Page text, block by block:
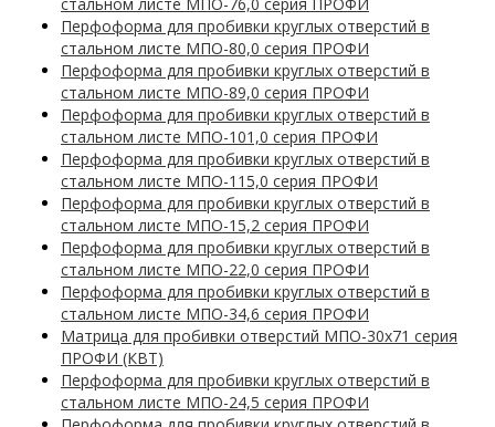
Перфоформа для пробивки круглых отверстий в
стальном листе МПО-80,0 серия ПРОФИ
Перфоформа для пробивки круглых отверстий в
стальном листе МПО-89,0 серия ПРОФИ
Перфоформа для пробивки круглых отверстий в
стальном листе МПО-101,0 серия ПРОФИ
Перфоформа для пробивки круглых отверстий в
стальном листе МПО-115,0 серия ПРОФИ
Перфоформа для пробивки круглых отверстий в
стальном листе МПО-15,2 серия ПРОФИ
Перфоформа для пробивки круглых отверстий в
стальном листе МПО-22,0 серия ПРОФИ
Перфоформа для пробивки круглых отверстий в
стальном листе МПО-34,6 серия ПРОФИ
Матрица для пробивки отверстий МПО-30х71 серия
ПРОФИ (КВТ)
Перфоформа для пробивки круглых отверстий в
стальном листе МПО-24,5 серия ПРОФИ